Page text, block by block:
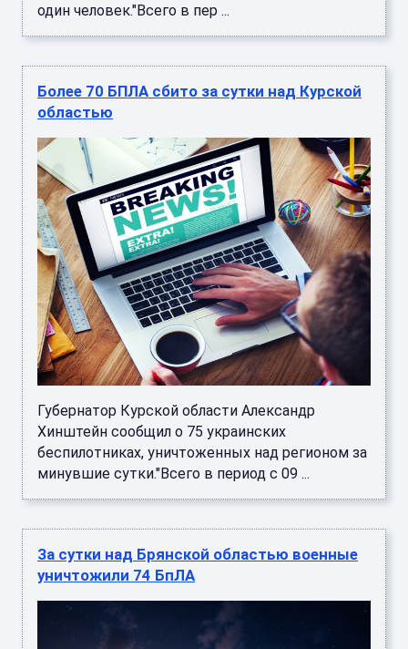
один человек."Всего в пер ...
Более 70 БПЛА сбито за сутки над Курской
областью
Губернатор Курской области Александр
Хинштейн сообщил о 75 украинских
беспилотниках, уничтоженных над регионом за
минувшие сутки."Всего в период с 09 ...
За сутки над Брянской областью военные
уничтожили 74 БпЛА